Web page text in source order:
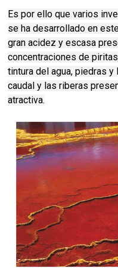
Es por ello que varios
se ha desarrollado en
gran acidez y escasa
concentraciones de
tintura del agua, piedras
caudal y las riberas
atractiva.